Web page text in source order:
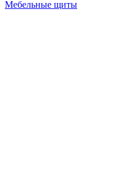
Мебельные щиты